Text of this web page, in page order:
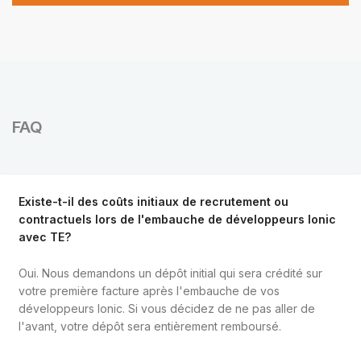
FAQ
Existe-t-il des coûts initiaux de recrutement ou
contractuels lors de l'embauche de développeurs Ionic
avec TE?
Oui. Nous demandons un dépôt initial qui sera crédité sur
votre première facture après l'embauche de vos
développeurs Ionic. Si vous décidez de ne pas aller de
l'avant, votre dépôt sera entièrement remboursé.